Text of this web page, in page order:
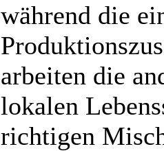
während die
arbeiten die
lokalen
richtigen